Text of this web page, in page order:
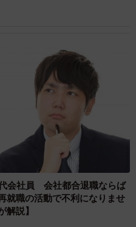
会社員 会社都合退職ならば
就職の活動で不利になりませ
解説】